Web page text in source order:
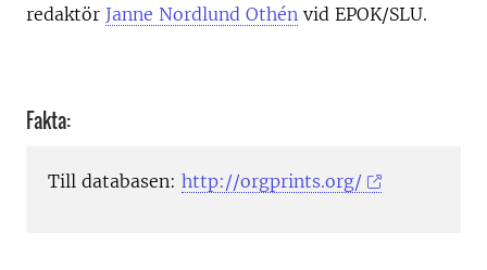
redaktör Janne Nordlund Othén vid EPOK/SLU.
Fakta:
Till databasen: http://orgprints.org/